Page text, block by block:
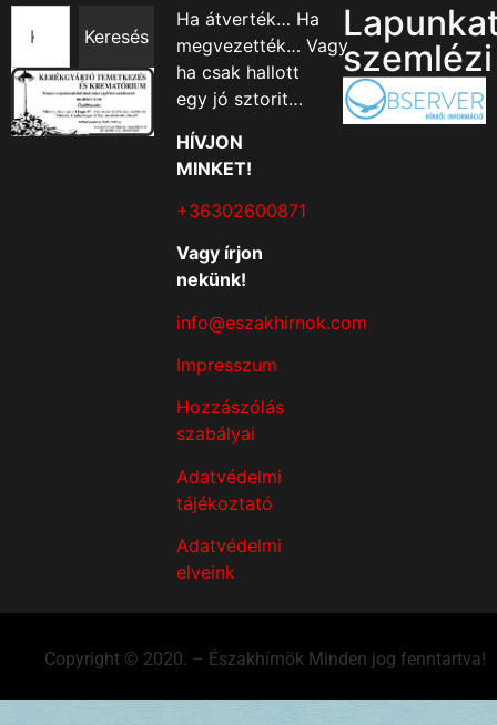
Keresés
Ha átverték… Ha
megvezették… Vagy
ha csak hallott
egy jó sztorit…
HÍVJON
MINKET!
+36302600871
Vagy írjon
nekünk!
info@eszakhirnok.com
Impresszum
Hozzászólás
szabályai
Adatvédelmi
tájékoztató
Adatvédelmi
elveink
szemlézi
Copyright © 2020. – Északhírnök Minden jog fenntartva!